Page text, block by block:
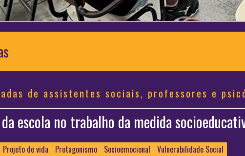
de assistentes sociais, professores e
escola no trabalho da medida
Projeto de vida Protagonismo Socioemocional Vulnerabilidade Social